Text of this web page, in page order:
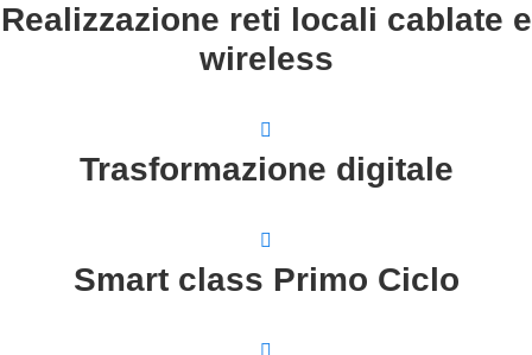
Realizzazione reti locali cablate e
wireless
Trasformazione digitale
Smart class Primo Ciclo